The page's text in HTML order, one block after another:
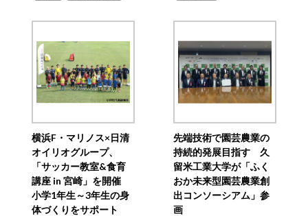
横浜F・マリノス×日清
オイリオグループ、
「サッカー教室&食育
講座 in 宮崎」を開催
小学1年生～3年生の身
体づくりをサポート
先端技術で園芸農業の
持続的発展目指す 久
留米工業大学が「ふく
おか未来型園芸農業創
出コンソーシアム」参
画